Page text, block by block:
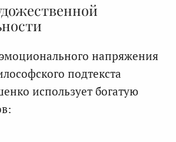
напряжения
подтекста
использует богатую